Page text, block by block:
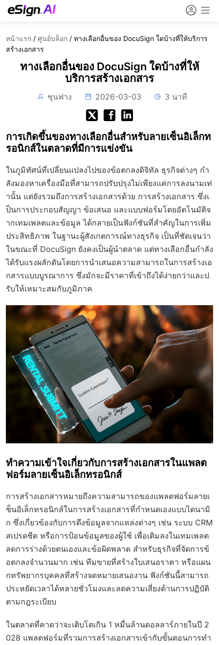
หน้าแรก / ศูนย์บล็อก / ทางเลือกอื่นของ DocuSign ใดบ้างที่ให้บริการ
สร้างเอกสาร
ทางเลือกอื่นของ DocuSign ใดบ้างที่ให้
บริการสร้างเอกสาร
ชุนฟาง 2026-03-03 3 นาที
การเกิดขึ้นของทางเลือกอื่นสำหรับลายเซ็นอิเล็กท
รอนิกส์ในตลาดที่มีการแข่งขัน
ในภูมิทัศน์ที่เปลี่ยนแปลงไปของข้อตกลงดิจิทัล ธุรกิจต่างๆ กำ
ลังมองหาเครื่องมือที่สามารถปรับปรุงไม่เพียงแค่การลงนามเท่
านั้น แต่ยังรวมถึงการสร้างเอกสารด้วย การสร้างเอกสาร ซึ่งเ
ป็นการประกอบสัญญา ข้อเสนอ และแบบฟอร์มโดยอัตโนมัติจ
ากเทมเพลตและข้อมูล ได้กลายเป็นฟังก์ชันที่สำคัญในการเพิ่ม
ประสิทธิภาพ ในฐานะผู้สังเกตการณ์ทางธุรกิจ เป็นที่ชัดเจนว่า
ในขณะที่ DocuSign ยังคงเป็นผู้นำตลาด แต่ทางเลือกอื่นกำลัง
ได้รับแรงผลักดันโดยการนำเสนอความสามารถในการสร้างเอ
กสารแบบบูรณาการ ซึ่งมักจะมีราคาที่เข้าถึงได้ง่ายกว่าและป
รับให้เหมาะสมกับภูมิภาค
ทำความเข้าใจเกี่ยวกับการสร้างเอกสารในแพลต
ฟอร์มลายเซ็นอิเล็กทรอนิกส์
การสร้างเอกสารหมายถึงความสามารถของแพลตฟอร์มลายเ
ซ็นอิเล็กทรอนิกส์ในการสร้างเอกสารที่กำหนดเองแบบไดนามิ
ก ซึ่งเกี่ยวข้องกับการดึงข้อมูลจากแหล่งต่างๆ เช่น ระบบ CRM
สเปรดชีต หรือการป้อนข้อมูลของผู้ใช้ เพื่อเติมลงในเทมเพลต
ลดการร่างด้วยตนเองและข้อผิดพลาด สำหรับธุรกิจที่จัดการข้
อตกลงจำนวนมาก เช่น ทีมขายที่สร้างใบเสนอราคา หรือแผน
กทรัพยากรบุคคลที่สร้างจดหมายเสนองาน ฟังก์ชันนี้สามารถ
ประหยัดเวลาได้หลายชั่วโมงและลดความเสี่ยงด้านการปฏิบัติ
ตามกฎระเบียบ
ในตลาดที่คาดว่าจะเติบโตเกิน 1 หมื่นล้านดอลลาร์ภายในปี 2
028 แพลตฟอร์มที่รวมการสร้างเอกสารเข้ากับขั้นตอนการทำ